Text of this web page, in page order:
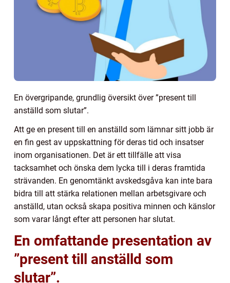
En övergripande, grundlig översikt över ”present till
anställd som slutar”.
Att ge en present till en anställd som lämnar sitt jobb är
en fin gest av uppskattning för deras tid och insatser
inom organisationen. Det är ett tillfälle att visa
tacksamhet och önska dem lycka till i deras framtida
strävanden. En genomtänkt avskedsgåva kan inte bara
bidra till att stärka relationen mellan arbetsgivare och
anställd, utan också skapa positiva minnen och känslor
som varar långt efter att personen har slutat.
En omfattande presentation av
”present till anställd som
slutar”.